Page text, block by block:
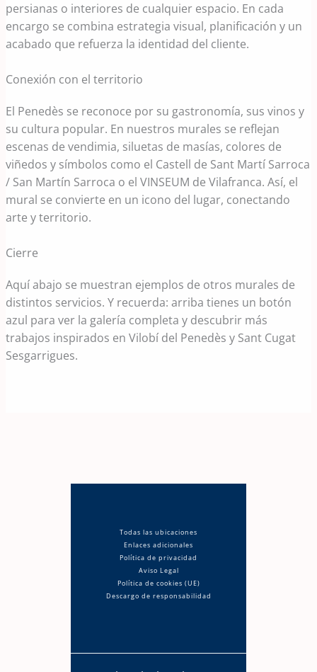
persianas o interiores de cualquier espacio. En cada
encargo se combina estrategia visual, planificación y un
acabado que refuerza la identidad del cliente.
Conexión con el territorio
El Penedès se reconoce por su gastronomía, sus vinos y
su cultura popular. En nuestros murales se reflejan
escenas de vendimia, siluetas de masías, colores de
viñedos y símbolos como el Castell de Sant Martí Sarroca
/ San Martín Sarroca o el VINSEUM de Vilafranca. Así, el
mural se convierte en un icono del lugar, conectando
arte y territorio.
Cierre
Aquí abajo se muestran ejemplos de otros murales de
distintos servicios. Y recuerda: arriba tienes un botón
azul para ver la galería completa y descubrir más
trabajos inspirados en Vilobí del Penedès y Sant Cugat
Sesgarrigues.
Todas las ubicaciones
Enlaces adicionales
Política de privacidad
Aviso Legal
Política de cookies (UE)
Descargo de responsabilidad